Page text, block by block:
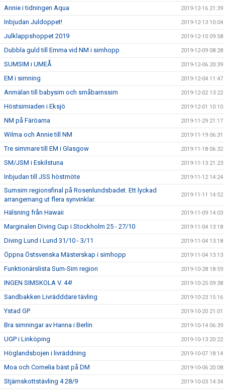
Annie i tidningen Aqua 2019-12-16 21:39
Inbjudan Juldoppet! 2019-12-13 10:04
Julklappshoppet 2019 2019-12-10 09:58
Dubbla guld till Emma vid NM i simhopp 2019-12-09 08:28
SUMSIM i UMEÅ 2019-12-06 20:39
EM i simning 2019-12-04 11:47
Anmälan till babysim och småbarnssim 2019-12-02 13:22
Höstsimiaden i Eksjö 2019-12-01 10:10
NM på Färöarna 2019-11-29 21:17
Wilma och Annie till NM 2019-11-19 06:31
Tre simmare till EM i Glasgow 2019-11-18 06:32
SM/JSM i Eskilstuna 2019-11-13 21:23
Inbjudan till JSS höstmöte 2019-11-12 14:24
Sumsim regionsfinal på Rosenlundsbadet. Ett lyckad
arrangemang ut flera synvinklar.
2019-11-11 14:52
Hälsning från Hawaii 2019-11-09 14:03
Marginalen Diving Cup i Stockholm 25 - 27/10 2019-11-04 13:18
Diving Lund i Lund 31/10 - 3/11 2019-11-04 13:18
Öppna Östsvenska Mästerskap i simhopp 2019-11-04 13:13
Funktionärslista Sum-Sim region 2019-10-28 18:59
INGEN SIMSKOLA V. 44! 2019-10-25 09:38
Sandbakken Livrädddare tävling 2019-10-23 15:16
Ystad GP 2019-10-20 21:01
Bra simningar av Hanna i Berlin 2019-10-14 06:39
UGP i Linköping 2019-10-13 20:22
Höglandsbojen i livräddning 2019-10-07 18:14
Moa och Cornelia bäst på DM 2019-10-06 20:08
Stjärnskottstävling 4 28/9 2019-10-03 14:34